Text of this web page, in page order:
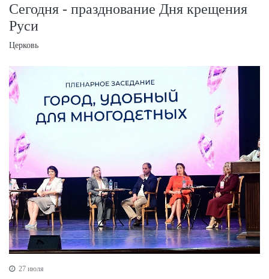
Сегодня - празднование Дня крещения
Руси
Церковь
27 июля